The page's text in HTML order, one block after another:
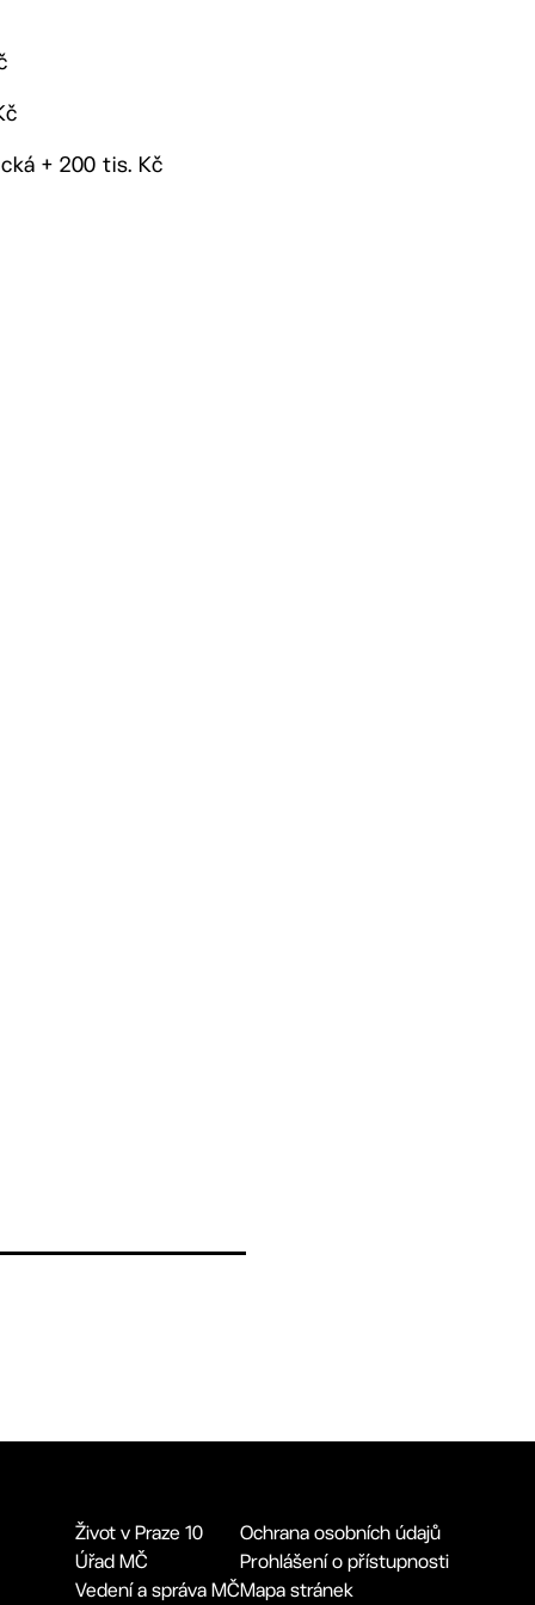
+ 200 tis. Kč
Život v Praze 10
Úřad MČ
Vedení a správa MČ
Ochrana osobních údajů
Prohlášení o přístupnosti
Mapa stránek